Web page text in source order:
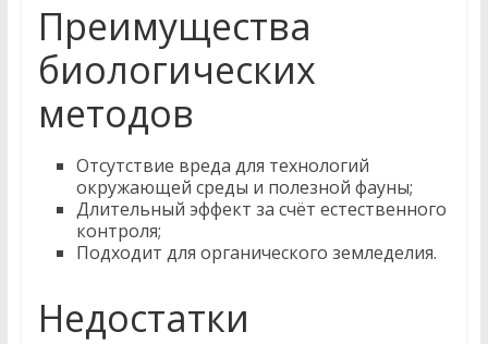
Преимущества
биологических
методов
Отсутствие вреда для технологий
окружающей среды и полезной фауны;
Длительный эффект за счёт естественного
контроля;
Подходит для органического земледелия.
Недостатки